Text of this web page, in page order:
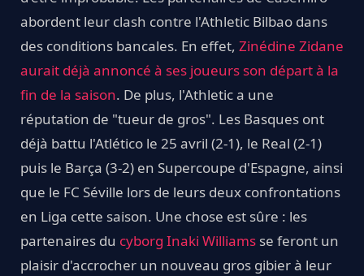
abordent leur clash contre l'Athletic Bilbao dans
des conditions bancales. En effet, Zinédine Zidane
aurait déjà annoncé à ses joueurs son départ à la
fin de la saison. De plus, l'Athletic a une
réputation de "tueur de gros". Les Basques ont
déjà battu l'Atlético le 25 avril (2-1), le Real (2-1)
puis le Barça (3-2) en Supercoupe d'Espagne, ainsi
que le FC Séville lors de leurs deux confrontations
en Liga cette saison. Une chose est sûre : les
partenaires du cyborg Inaki Williams se feront un
plaisir d'accrocher un nouveau gros gibier à leur